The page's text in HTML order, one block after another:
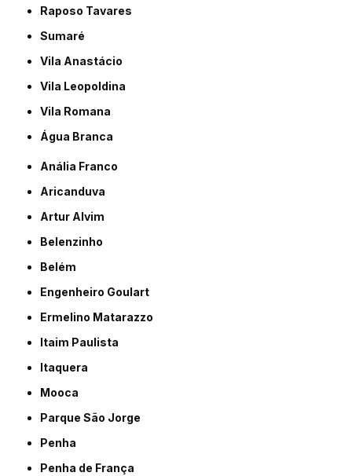
Raposo Tavares
Sumaré
Vila Anastácio
Vila Leopoldina
Vila Romana
Água Branca
Anália Franco
Aricanduva
Artur Alvim
Belenzinho
Belém
Engenheiro Goulart
Ermelino Matarazzo
Itaim Paulista
Itaquera
Mooca
Parque São Jorge
Penha
Penha de França